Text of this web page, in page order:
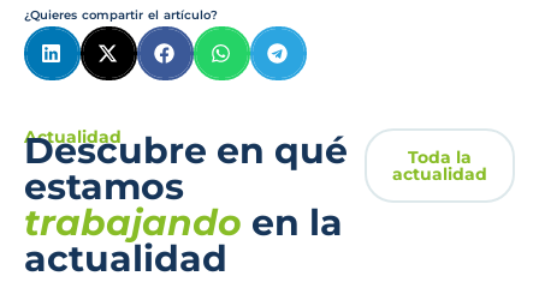
¿Quieres compartir el artículo?
Actualidad
Descubre en qué
estamos
trabajando en la
actualidad
Toda la
actualidad